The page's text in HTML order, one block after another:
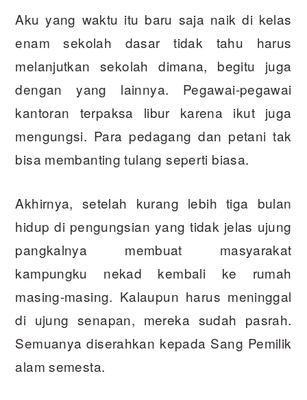
Aku yang waktu itu baru saja naik di kelas
enam sekolah dasar tidak tahu harus
melanjutkan sekolah dimana, begitu juga
dengan yang lainnya. Pegawai-pegawai
kantoran terpaksa libur karena ikut juga
mengungsi. Para pedagang dan petani tak
bisa membanting tulang seperti biasa.
Akhirnya, setelah kurang lebih tiga bulan
hidup di pengungsian yang tidak jelas ujung
pangkalnya membuat masyarakat
kampungku nekad kembali ke rumah
masing-masing. Kalaupun harus meninggal
di ujung senapan, mereka sudah pasrah.
Semuanya diserahkan kepada Sang Pemilik
alam semesta.